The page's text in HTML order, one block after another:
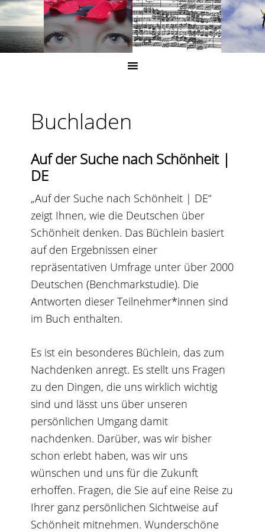
Buchladen
Auf der Suche nach Schönheit |
DE
„Auf der Suche nach Schönheit | DE“
zeigt Ihnen, wie die Deutschen über
Schönheit denken. Das Büchlein basiert
auf den Ergebnissen einer
repräsentativen Umfrage unter über 2000
Deutschen (Benchmarkstudie). Die
Antworten dieser Teilnehmer*innen sind
im Buch enthalten.
Es ist ein besonderes Büchlein, das zum
Nachdenken anregt. Es stellt uns Fragen
zu den Dingen, die uns wirklich wichtig
sind und lässt uns über unseren
persönlichen Umgang damit
nachdenken. Darüber, was wir bisher
schon erlebt haben, was wir uns
wünschen und uns für die Zukunft
erhoffen. Fragen, die Sie auf eine Reise zu
Ihrer ganz persönlichen Sichtweise auf
Schönheit mitnehmen. Wunderschöne